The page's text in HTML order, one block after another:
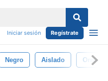
Iniciar sesión Regístrate
Negro Aislado